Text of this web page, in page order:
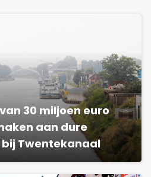
30 miljoen euro
aan dure
Twentekanaal